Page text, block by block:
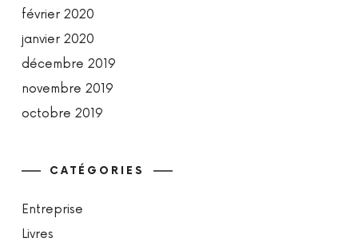
février 2020
janvier 2020
décembre 2019
novembre 2019
octobre 2019
CATÉGORIES
Entreprise
Livres